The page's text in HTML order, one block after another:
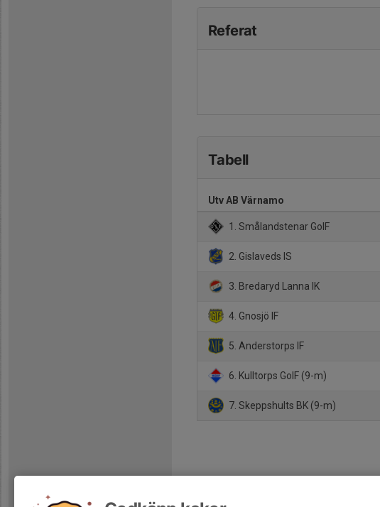
Referat
Tabell
Utv AB Värnamo
1. Smålandstenar GoIF
2. Gislaveds IS
3. Bredaryd Lanna IK
4. Gnosjö IF
5. Anderstorps IF
6. Kulltorps GoIF (9-m)
7. Skeppshults BK (9-m)